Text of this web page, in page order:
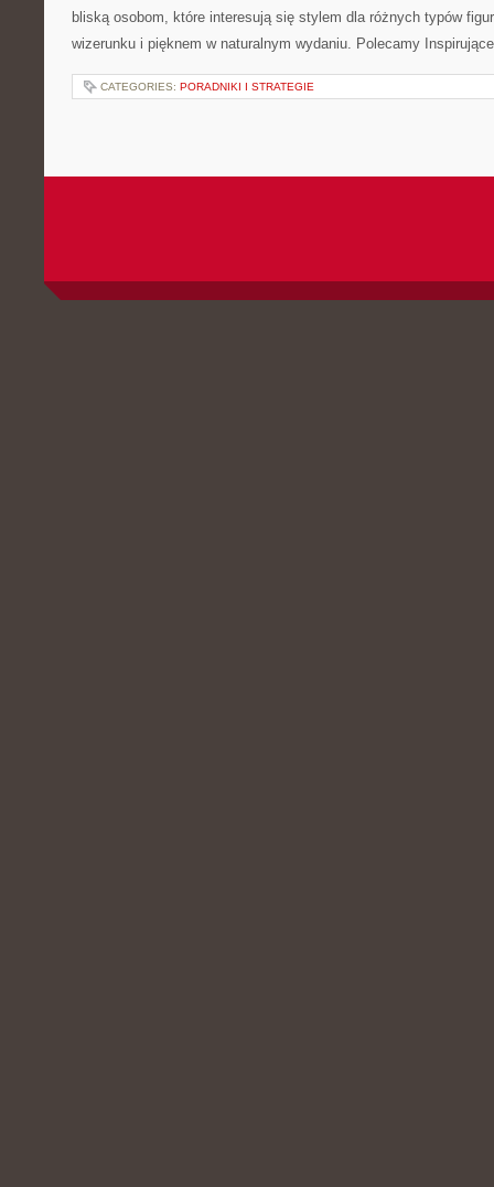
bliską osobom, które interesują się stylem dla różnych typów
wizerunku i pięknem w naturalnym wydaniu. Polecamy
CATEGORIES: PORADNIKI I STRATEGIE